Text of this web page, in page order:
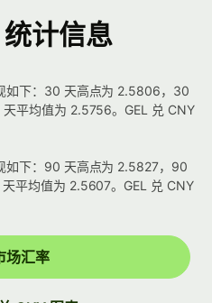
计信息
如下：30 天高点为 2.5806，30
平均值为 2.5756。GEL 兑 CNY
如下：90 天高点为 2.5827，90
平均值为 2.5607。GEL 兑 CNY
场汇率